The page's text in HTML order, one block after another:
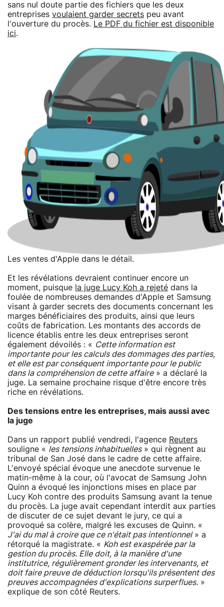
sans nul doute partie des fichiers que les deux
entreprises voulaient garder secrets peu avant
l'ouverture du procès. Le PDF du fichier est disponible
ici.
Les ventes d'Apple dans le détail.
Et les révélations devraient continuer encore un
moment, puisque la juge Lucy Koh a rejeté dans la
foulée de nombreuses demandes d'Apple et Samsung
visant à garder secrets des documents concernant les
marges bénéficiaires des produits, ainsi que leurs
coûts de fabrication. Les montants des accords de
licence établis entre les deux entreprises seront
également dévoilés : « Cette information est
importante pour les calculs des dommages des parties,
et elle est par conséquent importante pour le public
dans la compréhension de cette affaire» a déclaré la
juge. La semaine prochaine risque d'être encore très
riche en révélations.
Des tensions entre les entreprises, mais aussi avec
la juge
Dans un rapport publié vendredi, l'agence Reuters
souligne « les tensions inhabituelles» qui règnent au
tribunal de San José dans le cadre de cette affaire.
L'envoyé spécial évoque une anecdote survenue le
matin-même à la cour, où l'avocat de Samsung John
Quinn a évoqué les injonctions mises en place par
Lucy Koh contre des produits Samsung avant la tenue
du procès. La juge avait cependant interdit aux parties
de discuter de ce sujet devant le jury, ce qui a
provoqué sa colère, malgré les excuses de Quinn. «
J'ai du mal à croire que ce n'était pas intentionnel» a
rétorqué la magistrate. « Koh est exaspérée par la
gestion du procès. Elle doit, à la manière d'une
institutrice, régulièrement gronder les intervenants, et
doit faire preuve de déduction lorsqu'ils présentent des
preuves accompagnées d'explications surperflues. »
explique de son côté Reuters.